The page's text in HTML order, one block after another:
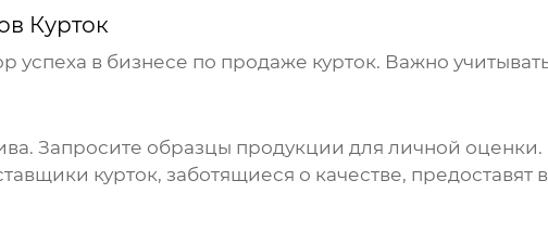
Курток
в бизнесе по продаже курток. Важно
Запросите образцы продукции для личной
курток, заботящиеся о качестве,